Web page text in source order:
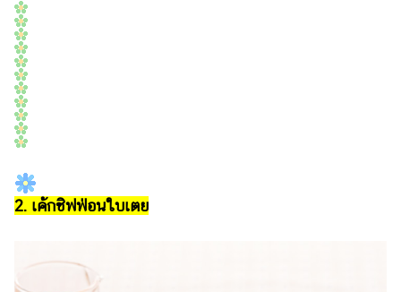
2. เค้กชิฟฟ่อนใบเตย